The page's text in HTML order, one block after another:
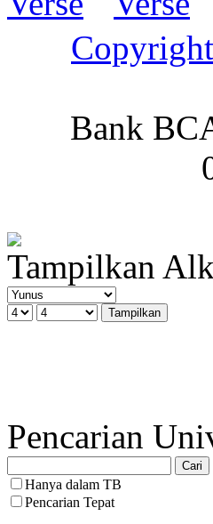
Copyright
Bank
Tampilkan
Pencarian
Hanya dalam TB
Pencarian Tepat